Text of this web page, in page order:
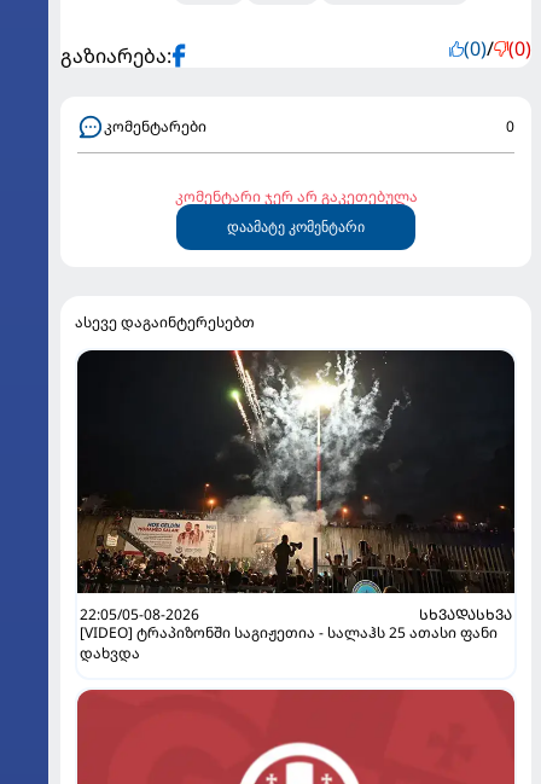
გაზიარება: (0)/ (0)
კომენტარები 0
კომენტარი ჯერ არ გაკეთებულა
დაამატე კომენტარი
ასევე დაგაინტერესებთ
22:05/05-08-2026
ᲡᲮᲕᲐᲓᲐᲡᲮᲕᲐ
[VIDEO] ტრაპიზონში საგიჟეთია - სალაჰს 25 ათასი ფანი
დახვდა